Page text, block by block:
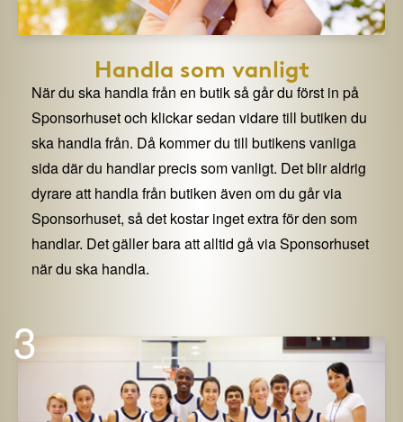
Handla som vanligt
När du ska handla från en butik så går du först in på
Sponsorhuset och klickar sedan vidare till butiken du
ska handla från. Då kommer du till butikens vanliga
sida där du handlar precis som vanligt. Det blir aldrig
dyrare att handla från butiken även om du går via
Sponsorhuset, så det kostar inget extra för den som
handlar. Det gäller bara att alltid gå via Sponsorhuset
när du ska handla.
3